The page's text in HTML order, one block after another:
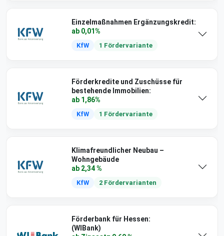
Einzelmaßnahmen Ergänzungskredit:
ab 0,01%
KfW 1 Fördervariante
Förderkredite und Zuschüsse für
bestehende Immobilien:
ab 1,86%
KfW 1 Fördervariante
Klimafreundlicher Neubau –
Wohngebäude
ab 2,34 %
KfW 2 Fördervarianten
Förderbank für Hessen:
(WIBank)